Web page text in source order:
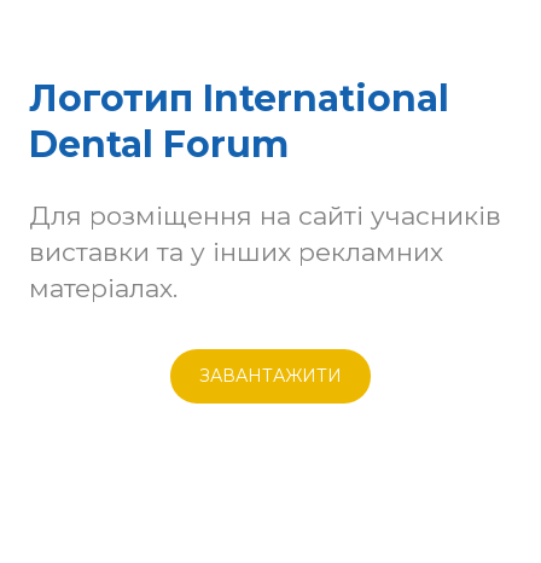
Логотип International
Dental Forum
Для розміщення на сайті учасників
виставки та у інших рекламних
матеріалах.
ЗАВАНТАЖИТИ